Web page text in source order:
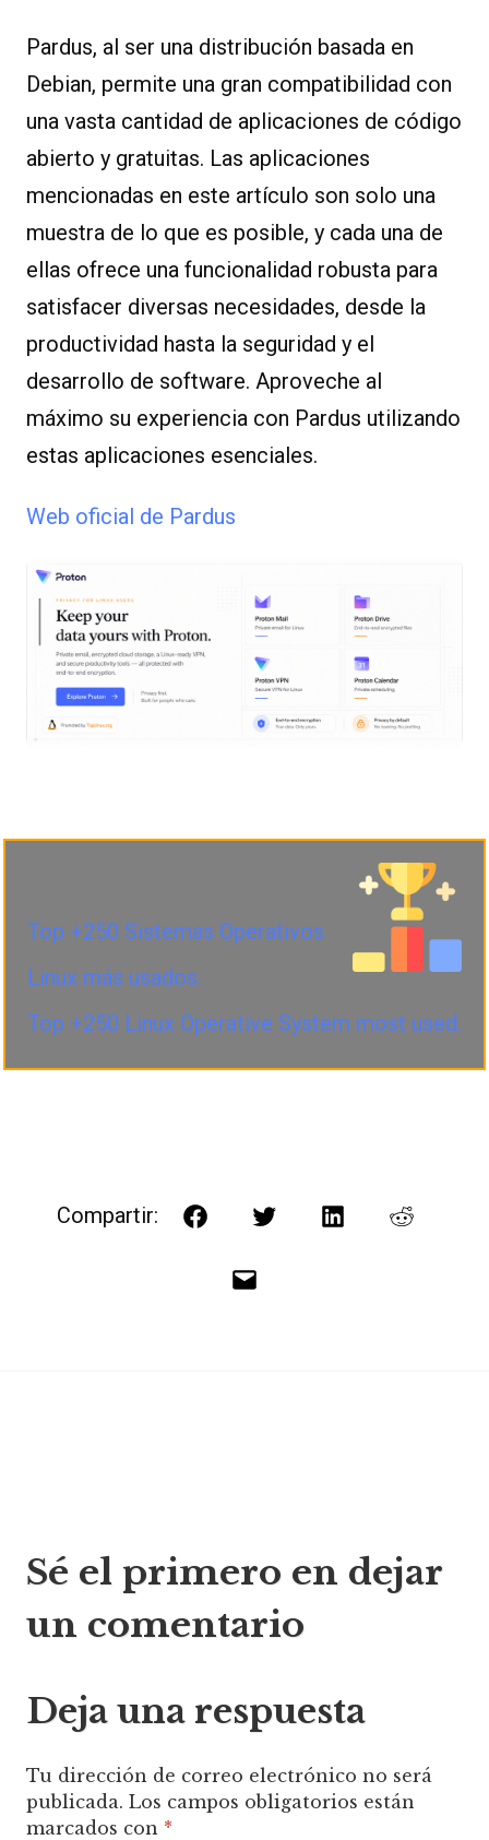
Pardus, al ser una distribución basada en
Debian, permite una gran compatibilidad con
una vasta cantidad de aplicaciones de código
abierto y gratuitas. Las aplicaciones
mencionadas en este artículo son solo una
muestra de lo que es posible, y cada una de
ellas ofrece una funcionalidad robusta para
satisfacer diversas necesidades, desde la
productividad hasta la seguridad y el
desarrollo de software. Aproveche al
máximo su experiencia con Pardus utilizando
estas aplicaciones esenciales.
Web oficial de Pardus
Top +250 Sistemas Operativos
Linux más usados.
Top +250 Linux Operative System most used.
Compartir: FacebookTwitterLinkedInReddit
Correo
de
Sé el primero en dejar
un comentario
Deja una respuesta
Tu dirección de correo electrónico no será
publicada. Los campos obligatorios están
marcados con *